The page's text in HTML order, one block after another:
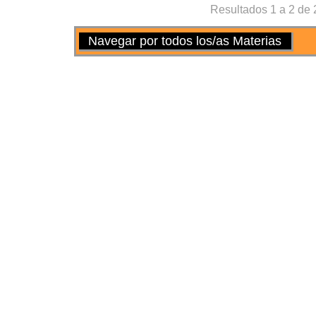
Resultados 1 a 2 de
Acciones
Navegar por todos los/as Materias